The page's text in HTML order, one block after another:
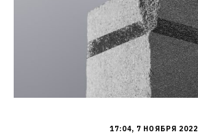
17:04, 7 НОЯБРЯ 2022